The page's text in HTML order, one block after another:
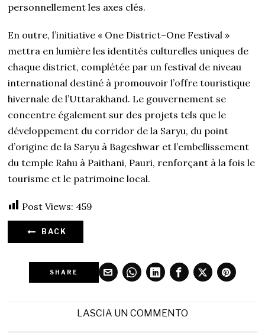
personnellement les axes clés.
En outre, l’initiative « One District–One Festival »
mettra en lumière les identités culturelles uniques de
chaque district, complétée par un festival de niveau
international destiné à promouvoir l’offre touristique
hivernale de l’Uttarakhand. Le gouvernement se
concentre également sur des projets tels que le
développement du corridor de la Saryu, du point
d’origine de la Saryu à Bageshwar et l’embellissement
du temple Rahu à Paithani, Pauri, renforçant à la fois le
tourisme et le patrimoine local.
Post Views: 459
BACK
SHARE
LASCIA UN COMMENTO